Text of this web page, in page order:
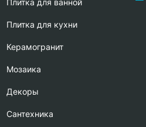
Плитка для ванной
Плитка для кухни
Керамогранит
Мозаика
Декоры
Сантехника